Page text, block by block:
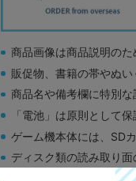
商品画像は商品説明のた
販促物、書籍の帯やぬ
商品名や備考欄に特別な
「電池」は原則として
ゲーム機本体には、SD
ディスク類の読み取り